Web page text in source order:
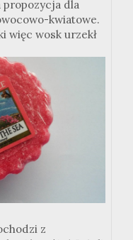
propozycja dla
kwiatowe.
więc wosk urzekł
z